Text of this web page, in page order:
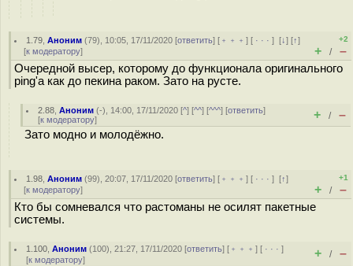
1.79 ,Аноним (79), 10:05, 17/11/2020 [ответить] [ ﹢﹢﹢] [ · · ·][↓] [↑]
[к модератору]
+2
+ / –
Очередной выcep, которому до функционала оригинального
ping'а как до пекина раком. Зато на русте.
2.88 ,Аноним (-), 14:00, 17/11/2020 [^] [^^] [^^^] [ответить]
[к модератору] + / –
Зато модно и молодёжно.
1.98 ,Аноним (99), 20:07, 17/11/2020 [ответить] [ ﹢﹢﹢] [ · · ·][↑]
[к модератору]
+1
+ / –
Кто бы сомневался что растоманы не осилят пакетные
системы.
1.100 ,Аноним (100), 21:27, 17/11/2020 [ответить] [ ﹢﹢﹢] [ · · ·]
[к модератору] + / –